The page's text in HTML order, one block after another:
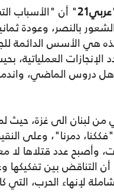
عربي21
" أن "الأسباب
بالنصر، وعودة
هي الأسس الدائمة
العملياتية،
دروس الماضي،
من لبنان الى غزة، حيث
دمرنا"، وعلى
عدد قتلاها لا
التناقض بين
لإنهاء الحرب، التي